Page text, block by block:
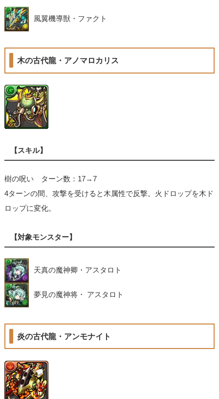
風翼機導獣・ファクト
木の古代龍・アノマロカリス
【スキル】
樹の呪い ターン数：17→7
4ターンの間、攻撃を受けると木属性で反撃。火ドロップを木ド
ロップに変化。
【対象モンスター】
天真の魔神卿・アスタロト
夢見の魔神将・ アスタロト
炎の古代龍・アンモナイト